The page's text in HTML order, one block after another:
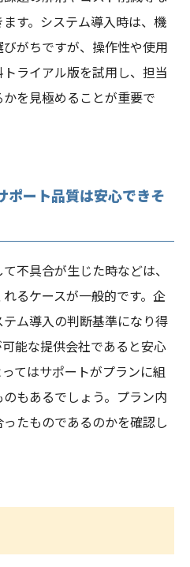
す。システム導入時は、機
がちですが、操作性や使用
ライアル版を試用し、担当
を見極めることが重要で
ート品質は安心できそ
不具合が生じた時などは、
るケースが一般的です。企
ム導入の判断基準になり得
能な提供会社であると安心
てはサポートがプランに組
もあるでしょう。プラン内
たものであるのかを確認し